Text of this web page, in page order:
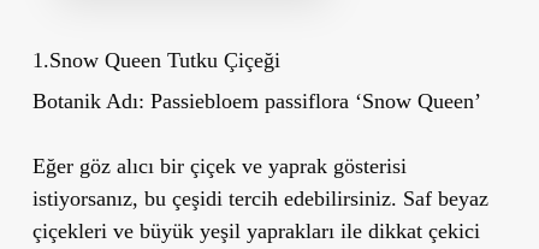
1.Snow Queen Tutku Çiçeği
Botanik Adı: Passiebloem passiflora ‘Snow Queen’
Eğer göz alıcı bir çiçek ve yaprak gösterisi
istiyorsanız, bu çeşidi tercih edebilirsiniz. Saf beyaz
çiçekleri ve büyük yeşil yaprakları ile dikkat çekici